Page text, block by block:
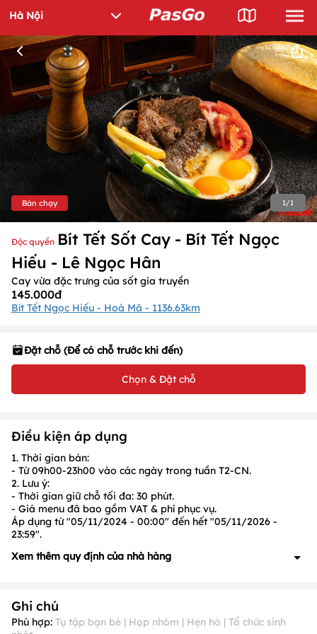
Bán chạy 1/1
Độc quyền Bít Tết Sốt Cay - Bít Tết Ngọc
Hiếu - Lê Ngọc Hân
Cay vừa đặc trưng của sốt gia truyền
145.000đ
Bít Tết Ngọc Hiếu - Hoà Mã - 1136.63km
Đặt chỗ (Để có chỗ trước khi đến)
Chọn & Đặt chỗ
Điều kiện áp dụng
1. Thời gian bán:
- Từ09h00-23h00 vào các ngày trong tuần T2-CN.
2. Lưu ý:
- Thời gian giữ chỗ tối đa: 30 phút.
- Giá menu đã bao gồm VAT & phí phục vụ.
Áp dụng từ "05/11/2024 - 00:00" đến hết "05/11/2026 -
23:59".
Xem thêm quy định của nhà hàng
tính
- Đoàn khách từ 05 người lớn trở lên đặt cọc, vui lòng liên hệ
Ghi chú
Phù hợp: Tụ tập bạn bè | Họp nhóm | Hẹn hò | Tổ chức sinh